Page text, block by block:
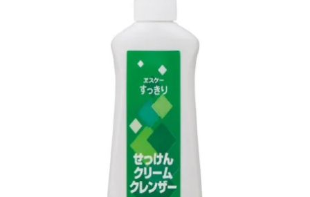
絮ユ⑳�������障����
レビューを読む